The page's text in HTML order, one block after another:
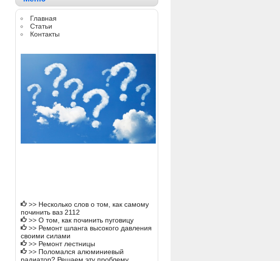
Главная
Статьи
Контакты
>> Несколько слов о том, как самому
починить ваз 2112
>> О том, как починить пуговицу
>> Ремонт шланга высокого давления
своими силами
>> Ремонт лестницы
>> Поломался алюминиевый
радиатор? Решаем эту проблему